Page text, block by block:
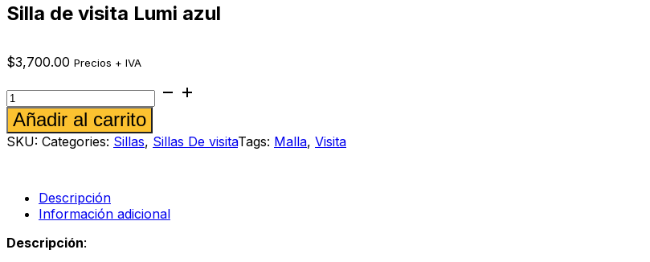
Silla de visita Lumi azul
$3,700.00 Precios + IVA
Silla
de
visita
Lumi
azul
Añadir al carrito
SKU: Categories: Sillas, Sillas De visitaTags: Malla, Visita
Descripción
Información adicional
Descripción: